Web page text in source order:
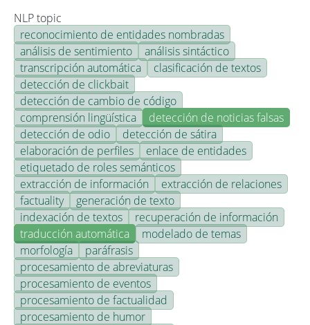
NLP topic
reconocimiento de entidades nombradas
análisis de sentimiento
análisis sintáctico
transcripción automática
clasificación de textos
detección de clickbait
detección de cambio de código
comprensión lingüística
detección de noticias falsas
detección de odio
detección de sátira
elaboración de perfiles
enlace de entidades
etiquetado de roles semánticos
extracción de información
extracción de relaciones
factuality
generación de texto
indexación de textos
recuperación de información
traducción automática
modelado de temas
morfología
paráfrasis
procesamiento de abreviaturas
procesamiento de eventos
procesamiento de factualidad
procesamiento de humor